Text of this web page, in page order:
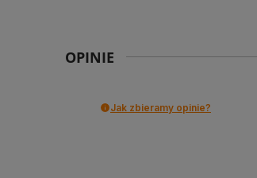
OPINIE
Jak zbieramy opinie?